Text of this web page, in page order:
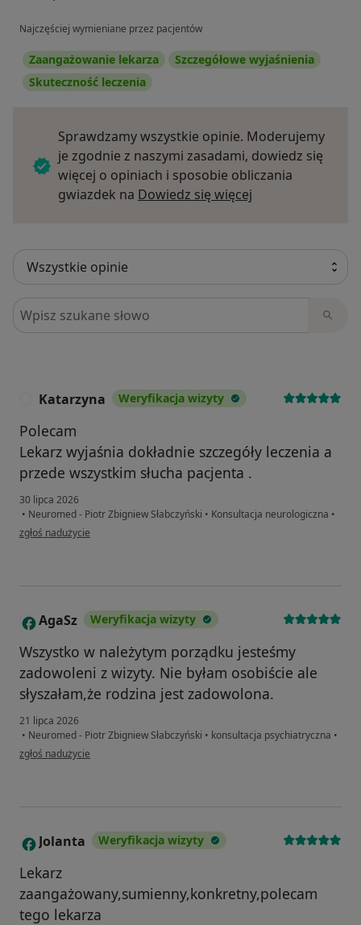
Najczęściej wymieniane przez pacjentów
Zaangażowanie lekarza
Szczegółowe wyjaśnienia
Skuteczność leczenia
Sprawdzamy wszystkie opinie. Moderujemy
je zgodnie z naszymi zasadami, dowiedz się
więcej o opiniach i sposobie obliczania
gwiazdek na Dowiedz się więcej
Szukaj w opiniach
Katarzyna Weryfikacja wizyty
Polecam
Lekarz wyjaśnia dokładnie szczegóły leczenia a
przede wszystkim słucha pacjenta .
30 lipca 2026
• Neuromed - Piotr Zbigniew Słabczyński • Konsultacja neurologiczna •
w opinii użytkownika Katarzyna
zgłoś nadużycie
A AgaSz Weryfikacja wizyty
Wszystko w należytym porządku jesteśmy
zadowoleni z wizyty. Nie byłam osobiście ale
słyszałam,że rodzina jest zadowolona.
21 lipca 2026
• Neuromed - Piotr Zbigniew Słabczyński • konsultacja psychiatryczna •
w opinii użytkownika AgaSz
zgłoś nadużycie
J Jolanta Weryfikacja wizyty
Lekarz
zaangażowany,sumienny,konkretny,polecam
tego lekarza